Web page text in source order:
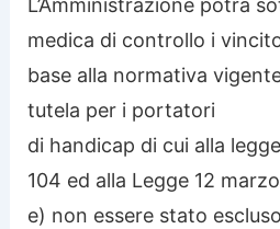
L’Amministrazione potrà
medica di controllo i
base alla normativa
tutela per i portatori
di handicap di cui alla
104 ed alla Legge 12
e) non essere stato